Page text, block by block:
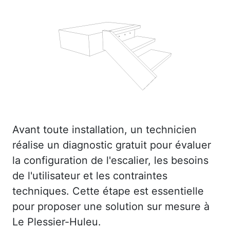
Avant toute installation, un technicien
réalise un diagnostic gratuit pour évaluer
la configuration de l'escalier, les besoins
de l'utilisateur et les contraintes
techniques. Cette étape est essentielle
pour proposer une solution sur mesure à
Le Plessier-Huleu.